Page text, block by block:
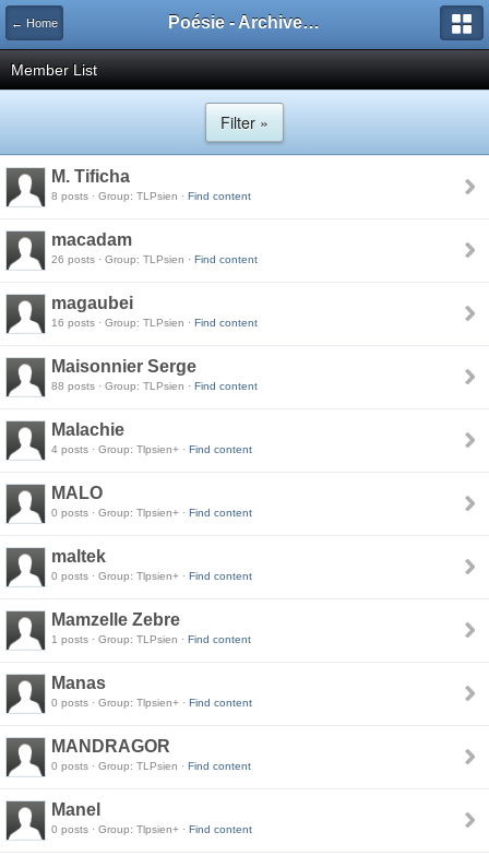
← Home Poésie - Archives de Toute La Poésie - 2005 - 2006
Member List
Filter »
M. Tificha
8 posts · Group: TLPsien · Find content
macadam
26 posts · Group: TLPsien · Find content
magaubei
16 posts · Group: TLPsien · Find content
Maisonnier Serge
88 posts · Group: TLPsien · Find content
Malachie
4 posts · Group: Tlpsien+ · Find content
MALO
0 posts · Group: Tlpsien+ · Find content
maltek
0 posts · Group: Tlpsien+ · Find content
Mamzelle Zebre
1 posts · Group: TLPsien · Find content
Manas
0 posts · Group: Tlpsien+ · Find content
MANDRAGOR
0 posts · Group: TLPsien · Find content
Manel
0 posts · Group: Tlpsien+ · Find content